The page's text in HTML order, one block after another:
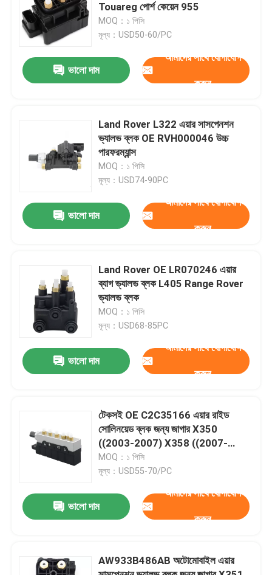
বাড়ি
ভিডিও
আমাদের সম্পর্কে
কারখানা ভ্রমণ
আমাদের সাথে যোগাযোগ
খবর
গাড়ির এয়ার সাসপেনশন সিস্টেম
Touareg পোর্শ কেয়েন 955
MOQ：১ পিসি
মূল্য：USD50-60/PC
ভালো দাম
আমাদের সাথে যোগাযোগ
করুন
Land Rover L322 এয়ার সাসপেনশন
ভ্যালভ ব্লক OE RVH000046 উচ্চ
পারফরম্যান্স
MOQ：১ পিসি
মূল্য：USD74-90PC
ভালো দাম
আমাদের সাথে যোগাযোগ
করুন
Land Rover OE LR070246 এয়ার
ব্যাগ ভ্যালভ ব্লক L405 Range Rover
ভ্যালভ ব্লক
MOQ：১ পিসি
মূল্য：USD68-85PC
ভালো দাম
আমাদের সাথে যোগাযোগ
করুন
টেকসই OE C2C35166 এয়ার রাইড
সোলিনয়েড ব্লক জন্য জাগার X350
((2003-2007) X358 ((2007-
2009)
MOQ：১ পিসি
মূল্য：USD55-70/PC
ভালো দাম
আমাদের সাথে যোগাযোগ
করুন
AW933B486AB অটোমোবাইল এয়ার